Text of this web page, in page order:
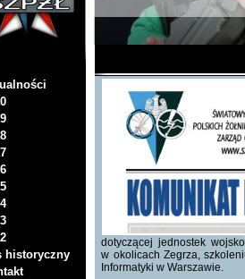
historyczny
dotyczącej jednostek
w okolicach Zegrza,
Informatyki w Warszawie.